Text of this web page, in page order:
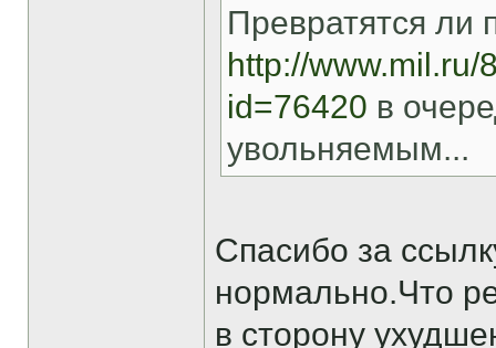
Превратятся ли
http://www.mil.ru/
id=76420 в
увольняемым...
Спасибо за
нормально.Что
в сторону